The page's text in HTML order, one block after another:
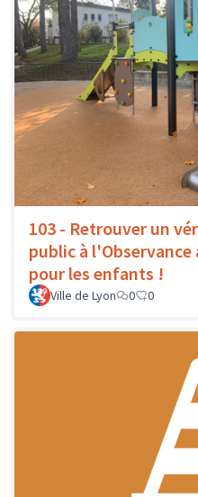
103 - Retrouver un
public à l'Observance
pour les enfants !
Ville de Lyon 0 0